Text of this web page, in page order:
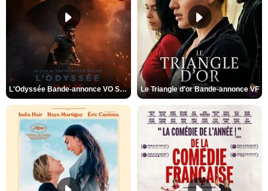
L'Odyssée Bande-annonce VO STFR Le Triangle d'or Bande-annonce VF